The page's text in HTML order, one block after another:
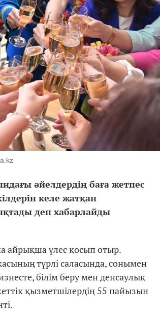
әйелдердің баға жетпес
келе жатқан
деп хабарлайды
айрықша үлес қосып отыр.
түрлі саласында, сонымен
білім беру мен денсаулық
қызметшілердің 55 пайызын